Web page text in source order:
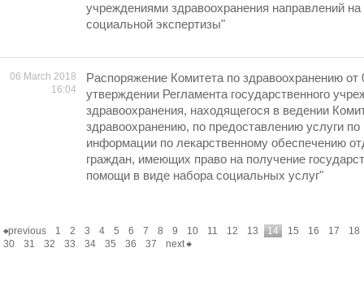
учреждениями здравоохранения направлений
социальной экспертизы"
06 March 2018
16:04
Распоряжение Комитета по здравоохранению
утверждении Регламента государственного
здравоохранения, находящегося в ведении
здравоохранению, по предоставлению услуги
информации по лекарственному обеспечению
граждан, имеющих право на получение
помощи в виде набора социальных услуг"
previous 1 2 3 4 5 6 7 8 9 10 11 12 13 14 15 16 17
18
30
31 32 33 34 35 36 37 next